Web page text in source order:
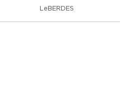
LeBERDES